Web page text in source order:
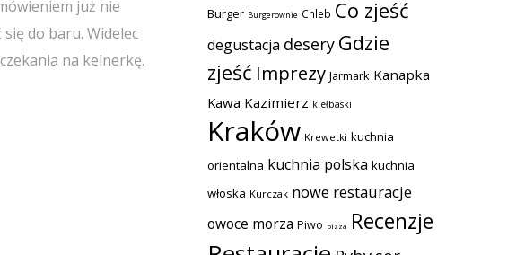
już nie
do baru. Widelec
na kelnerkę.
Burger Burgerownie Chleb Co zjeść
degustacja desery Gdzie
zjeść Imprezy Jarmark Kanapka
Kawa Kazimierz kiełbaski
Kraków Krewetki kuchnia
orientalna kuchnia polska kuchnia
włoska Kurczak nowe restauracje
owoce morza Piwo pizza Recenzje